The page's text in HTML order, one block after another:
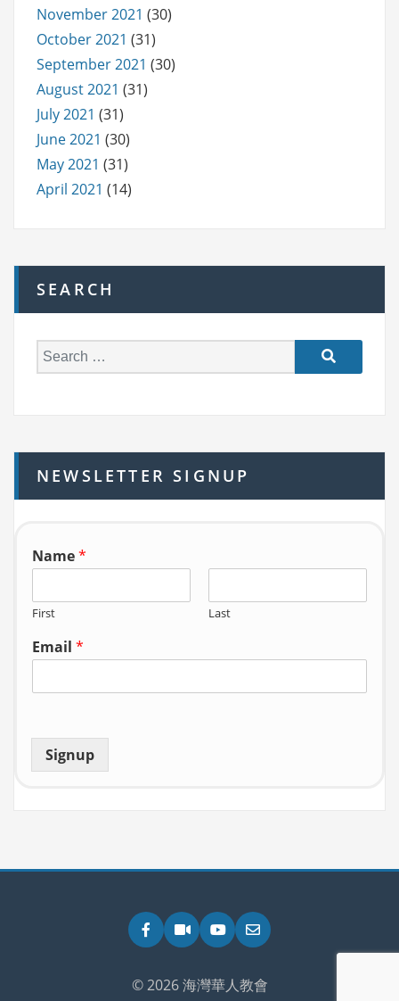
November 2021 (30)
October 2021 (31)
September 2021 (30)
August 2021 (31)
July 2021 (31)
June 2021 (30)
May 2021 (31)
April 2021 (14)
SEARCH
e
h
f
o
NEWSLETTER SIGNUP
Name*
First Last
Email *
Signup
Facebook
ZoomYouTube
Email
© 2026 海灣華人教會